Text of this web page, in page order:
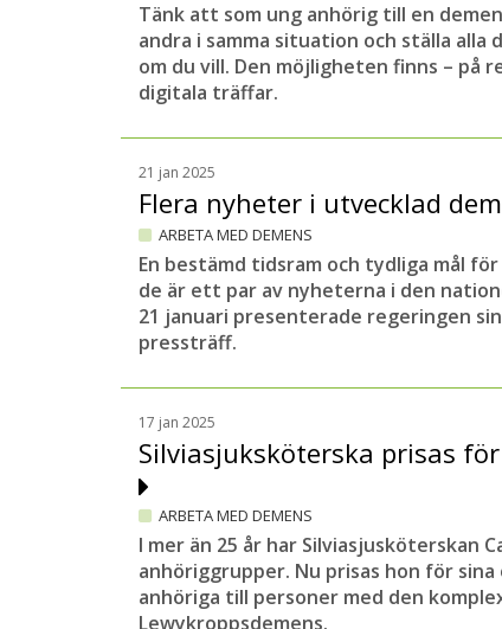
Tänk att som ung anhörig till en
andra i samma situation och ställa alla
om du vill. Den möjligheten finns – på
digitala träffar.
21 jan 2025
Flera nyheter i utvecklad
ARBETA MED DEMENS
En bestämd tidsram och tydliga mål
de är ett par av nyheterna i den
21 januari presenterade regeringen
pressträff.
17 jan 2025
Silviasjuksköterska prisas
ARBETA MED DEMENS
I mer än 25 år har Silviasjusköterskan
anhöriggrupper. Nu prisas hon för
anhöriga till personer med den
Lewykroppsdemens.